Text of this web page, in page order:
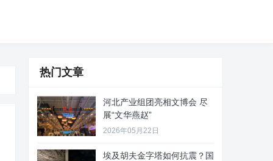
热门文章
河北产业组团亮相文博会 尽
展“文华燕赵”
2026年05月22日
埃及胡夫金字塔如何抗震？国